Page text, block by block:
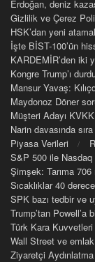
Erdoğan, deniz
Gizlilik ve Çerez
HSK’dan yeni
İşte BİST-100’ün
KARDEMİR’den iki
Kongre Trump’ı
Mansur Yavaş:
Maydonoz Döner
Müşteri Adayı
Narin davasında
Piyasa Verileri
S&P 500 ile
Şimşek: Tarıma
Sıcaklıklar 40
SPK bazı tedbir ve
Trump’tan Powell’a
Türk Kara
Wall Street ve
Ziyaretçi